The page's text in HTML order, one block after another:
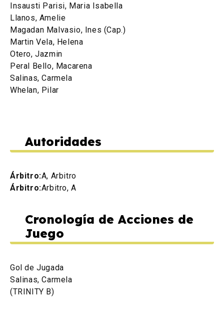
Insausti Parisi, Maria Isabella
Llanos, Amelie
Magadan Malvasio, Ines (Cap.)
Martin Vela, Helena
Otero, Jazmin
Peral Bello, Macarena
Salinas, Carmela
Whelan, Pilar
Autoridades
Árbitro:A, Arbitro
Árbitro:Arbitro, A
Cronología de Acciones de
Juego
Gol de Jugada
Salinas, Carmela
(TRINITY B)